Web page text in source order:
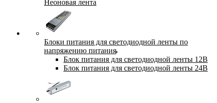
Неоновая лента
Блоки питания для светодиодной ленты по
напряжению питания
Блок питания для светодиодной ленты 12В
Блок питания для светодиодной ленты 24В